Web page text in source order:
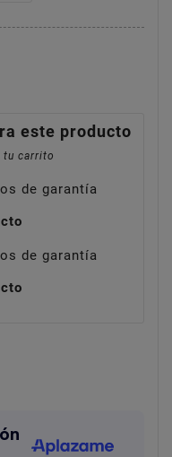
este producto
tu carrito
de garantía
de garantía